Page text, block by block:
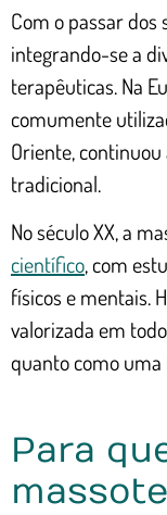
Com o passar dos
integrando-se a
terapêuticas. Na
comumente
Oriente,
tradicional.
No século XX, a
científico, com
físicos e mentais.
valorizada em
quanto como
Para